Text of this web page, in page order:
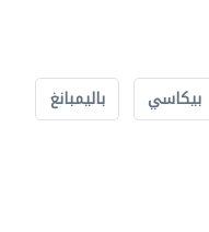
بيكاسي باليمبانغ